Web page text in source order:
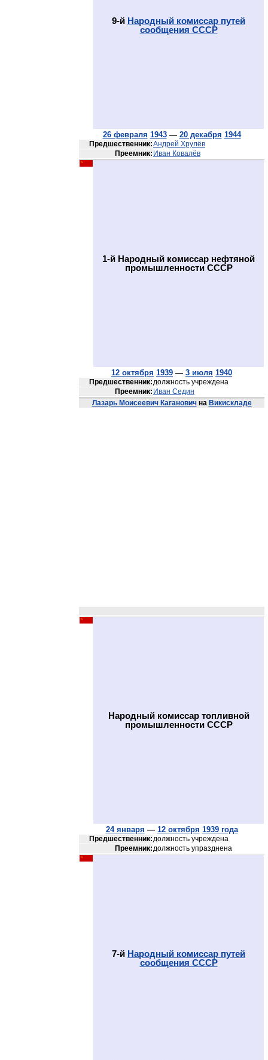
9-й Народный комиссар путей
сообщения СССР
26 февраля 1943— 20 декабря 1944
Предшественник:Андрей Хрулёв
Преемник: Иван Ковалёв
1-й Народный комиссар нефтяной
промышленности СССР
12 октября 1939 — 3 июля 1940
Предшественник:должность учреждена
Преемник: Иван Седин
Лазарь Моисеевич Кагановична Викискладе
Народный комиссар топливной
промышленности СССР
24 января — 12 октября 1939 года
Предшественник:должность учреждена
Преемник:должность упразднена
7-й Народный комиссар путей
сообщения СССР